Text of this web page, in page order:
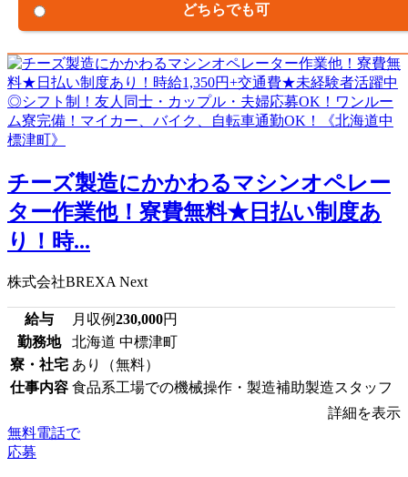
どちらでも可
チーズ製造にかかわるマシンオペレー
ター作業他！寮費無料★日払い制度あ
り！時...
株式会社BREXA Next
給与 月収例230,000円
勤務地
北海道 中標津町
寮・社宅 あり（無料）
仕事内容 食品系工場での機械操作・製造補助製造スタッフ
詳細を表示
無料電話で
応募